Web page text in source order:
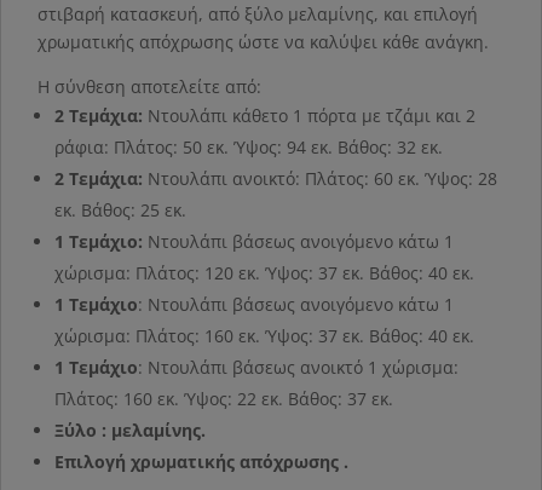
στιβαρή κατασκευή, από ξύλο μελαμίνης, και επιλογή
χρωματικής απόχρωσης ώστε να καλύψει κάθε ανάγκη.
Η σύνθεση αποτελείτε από:
2 Τεμάχια: Ντουλάπι κάθετο 1 πόρτα με τζάμι και 2
ράφια: Πλάτος: 50 εκ. Ύψος: 94 εκ. Βάθος: 32 εκ.
2 Τεμάχια: Ντουλάπι ανοικτό: Πλάτος: 60 εκ. Ύψος: 28
εκ. Βάθος: 25 εκ.
1 Τεμάχιο: Ντουλάπι βάσεως ανοιγόμενο κάτω 1
χώρισμα: Πλάτος: 120 εκ. Ύψος: 37 εκ. Βάθος: 40 εκ.
1 Τεμάχιο: Ντουλάπι βάσεως ανοιγόμενο κάτω 1
χώρισμα: Πλάτος: 160 εκ. Ύψος: 37 εκ. Βάθος: 40 εκ.
1 Τεμάχιο: Ντουλάπι βάσεως ανοικτό 1 χώρισμα:
Πλάτος: 160 εκ. Ύψος: 22 εκ. Βάθος: 37 εκ.
Ξύλο : μελαμίνης.
Επιλογή χρωματικής απόχρωσης .